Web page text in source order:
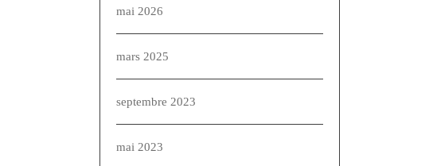
mai 2026
mars 2025
septembre 2023
mai 2023